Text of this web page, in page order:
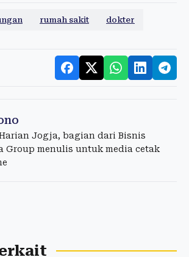
rumah sakit dokter
Jogja, bagian dari Bisnis
Group menulis untuk media cetak